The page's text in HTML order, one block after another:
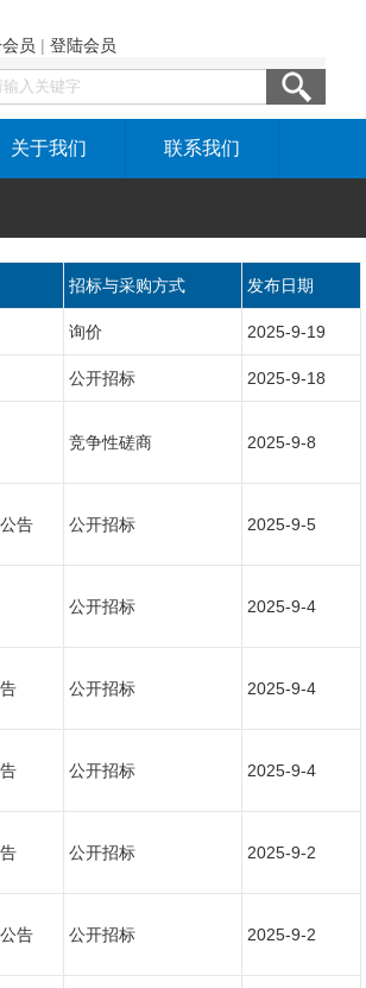
员 | 登陆会员
关于我们 联系我们
招标与采购方式 发布日期
询价 2025-9-19
公开招标 2025-9-18
竞争性磋商 2025-9-8
告 公开招标 2025-9-5
公开招标 2025-9-4
公开招标 2025-9-4
公开招标 2025-9-4
公开招标 2025-9-2
告 公开招标 2025-9-2